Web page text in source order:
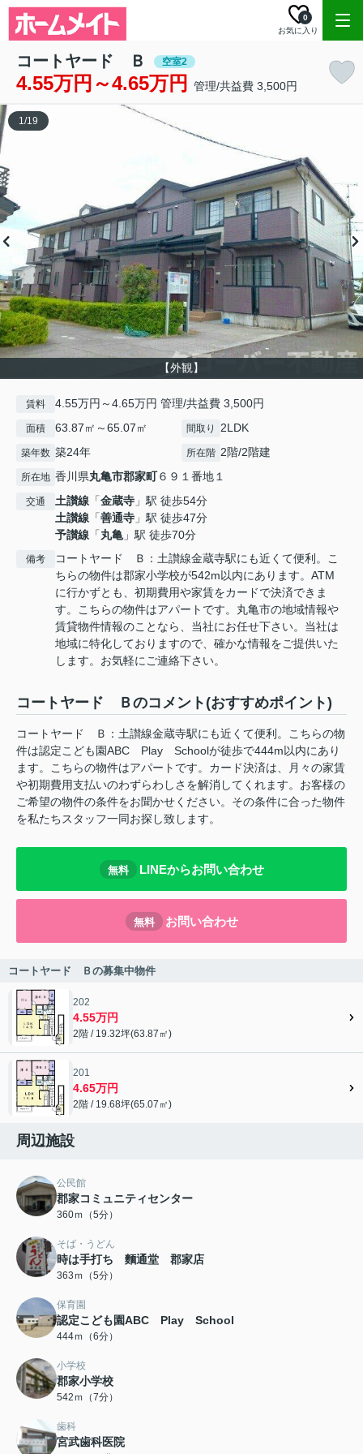
お気に入り
0
コートヤード Ｂ 空室2
4.55万円～4.65万円 管理/共益費 3,500円
【外観】
1/19
賃料 4.55万円～4.65万円 管理/共益費 3,500円
面積 63.87㎡～65.07㎡ 間取り 2LDK
築年数 築24年 所在階 2階/2階建
所在地 香川県丸亀市郡家町６９１番地１
交通 土讃線 「金蔵寺 」駅 徒歩54分
土讃線 「善通寺 」駅 徒歩47分
予讃線 「丸亀」駅 徒歩70分
備考
コートヤード Ｂ：土讃線金蔵寺駅にも近くて便利。こ
ちらの物件は郡家小学校が542m以内にあります。ATM
に行かずとも、初期費用や家賃をカードで決済できま
す。こちらの物件はアパートです。丸亀市の地域情報や
賃貸物件情報のことなら、当社にお任せ下さい。当社は
地域に特化しておりますので、確かな情報をご提供いた
します。お気軽にご連絡下さい。
コートヤード Ｂのコメント(おすすめポイント)
コートヤード Ｂ：土讃線金蔵寺駅にも近くて便利。こちらの物
件は認定こども園ABC Play Schoolが徒歩で444m以内にあり
ます。こちらの物件はアパートです。カード決済は、月々の家賃
や初期費用支払いのわずらわしさを解消してくれます。お客様の
ご希望の物件の条件をお聞かせください。その条件に合った物件
を私たちスタッフ一同お探し致します。
無料 LINEからお問い合わせ
無料 お問い合わせ
コートヤード Ｂの募集中物件
202
4.55万円
2階 / 19.32坪(63.87㎡)
201
4.65万円
2階 / 19.68坪(65.07㎡)
周辺施設
公民館
郡家コミュニティセンター
360ｍ（5分）
そば・うどん
時は手打ち 麵通堂 郡家店
363ｍ（5分）
保育園
認定こども園ABC Play School
444ｍ（6分）
小学校
郡家小学校
542ｍ（7分）
歯科
宮武歯科医院